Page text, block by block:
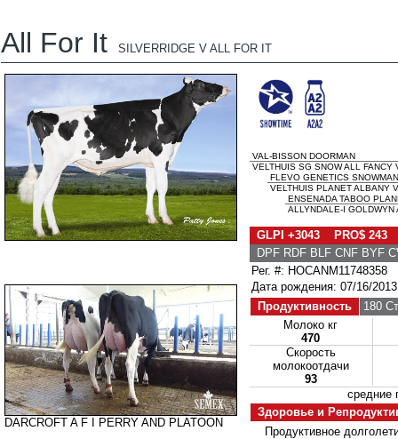
All For It SILVERRIDGE V ALL FOR IT
DARCROFT A F I PERRY AND PLATOON
VAL-BISSON DOORMAN
VELTHUIS SG SNOW ALL FANCY
FLEVO GENETICS SNOWMAN
VELTHUIS PLANET ALBANY
ENSENADA TABOO
ALLYNDALE-I
GLPI +3043 PRO$ 243
DPF RDF BLF CNF BYF
Рег. #: HOCANM11748358
Дата рождения: 07/16/2013
Продуктивность
180
Молоко кг
470
Скорость
молокоотдачи
93
Здоровье и
Продуктивное